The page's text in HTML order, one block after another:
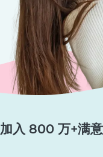
加入 800 万+满